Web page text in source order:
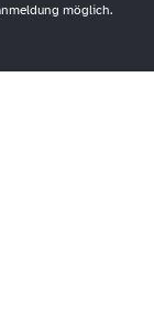
möglich.